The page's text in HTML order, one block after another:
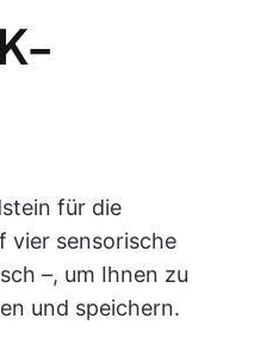
für die
vier sensorische
–, um Ihnen zu
und speichern.